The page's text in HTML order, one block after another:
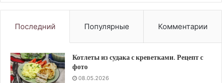
Последний Популярные Комментарии
Котлеты из судака с креветками. Рецепт с
фото
08.05.2026